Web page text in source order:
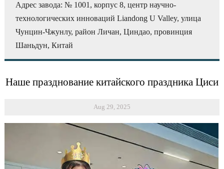
Адрес завода: № 1001, корпус 8, центр научно-
технологических инноваций Liandong U Valley, улица
Чунцин-Чжунлу, район Личан, Циндао, провинция
Шаньдун, Китай
Наше празднование китайского праздника Циси
Aug 29, 2025